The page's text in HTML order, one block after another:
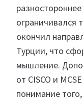
ограничивался
окончил
Турции, что
мышление.
от CISCO и
понимание